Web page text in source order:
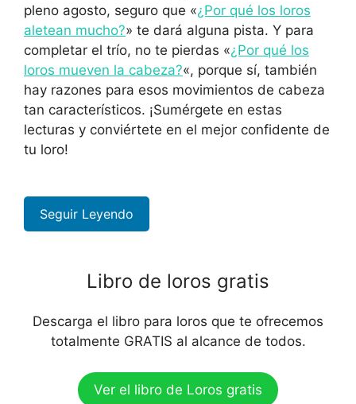
pleno agosto, seguro que «¿Por qué los loros
aletean mucho?» te dará alguna pista. Y para
completar el trío, no te pierdas «¿Por qué los
loros mueven la cabeza?«, porque sí, también
hay razones para esos movimientos de cabeza
tan característicos. ¡Sumérgete en estas
lecturas y conviértete en el mejor confidente de
tu loro!
Seguir Leyendo
Libro de loros gratis
Descarga el libro para loros que te ofrecemos
totalmente GRATIS al alcance de todos.
Ver el libro de Loros gratis